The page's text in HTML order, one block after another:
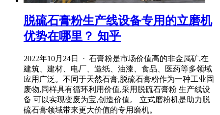
脱硫石膏粉生产线设备专用的立磨机
优势在哪里？ 知乎
2022年10月24日 · 石膏粉是市场价值高的非金属矿,在
建筑、建材、电厂、造纸、油漆、食品、医药等多领域
应用广泛。不同于天然石膏,脱硫石膏粉作为一种工业固
废物,同样具有循环利用价值,采用脱硫石膏粉 生产线设
备 可以实现变废为宝,创造价值。 立式磨粉机是助力脱
硫石膏领域带来更大价值的专用磨机。